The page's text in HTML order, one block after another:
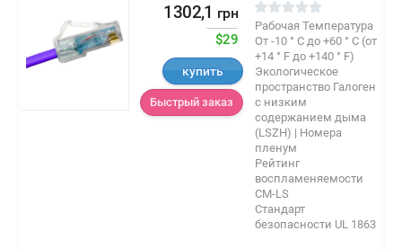
1302,1 грн
$29
купить
Быстрый заказ
Рабочая Температура
От -10 ° C до +60 ° C (от
+14 ° F до +140 ° F)
Экологическое
пространство Галоген
с низким
содержанием дыма
(LSZH) | Номера
пленум
Рейтинг
воспламеняемости
CM-LS
Стандарт
безопасности UL 1863